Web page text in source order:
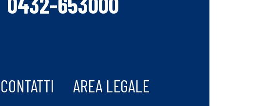
CONTATTI AREA LEGALE